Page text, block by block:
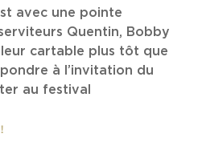
avec une pointe
Quentin, Bobby
cartable plus tôt que
à l’invitation du
au festival